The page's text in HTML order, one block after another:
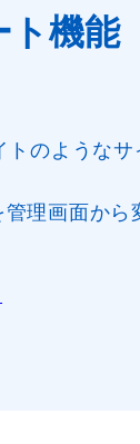
ト機能
トのような
理画面か